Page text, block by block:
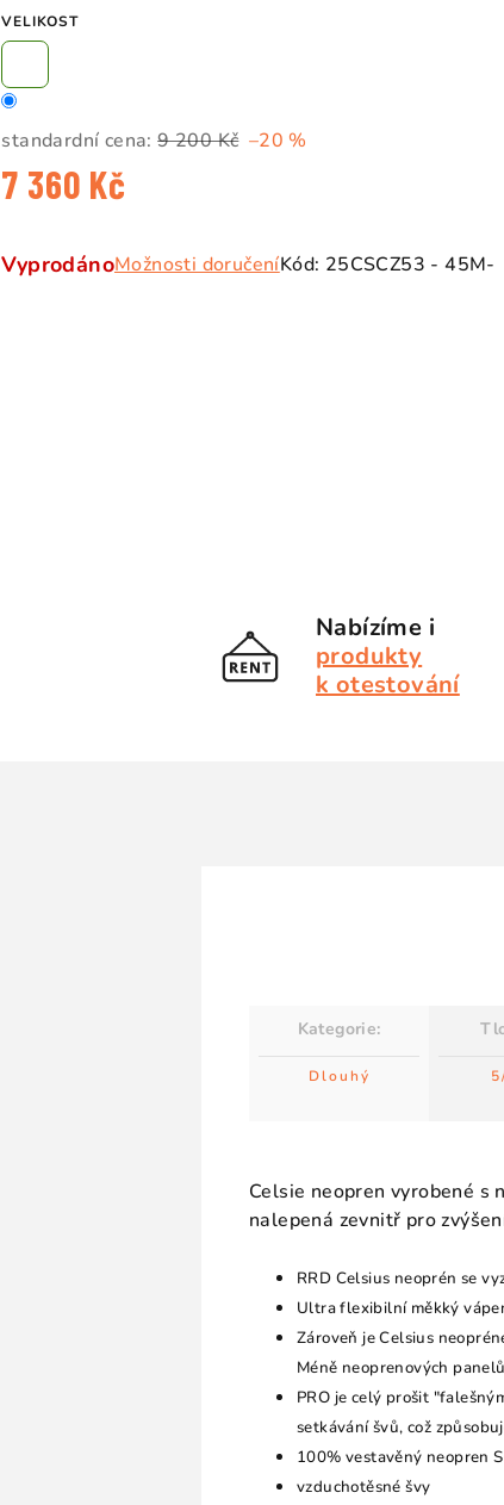
hvězdiček.
VELIKOST
standardní cena: 9 200 Kč –20 %
7 360 Kč
cena:
VyprodánoMožnosti doručeníKód: 25CSCZ53 - 45M-
Nabízíme i
produkty
k otestování
Celsie neopren vyrobené
nalepená zevnitř pro
RRD Celsius neoprén se
Ultra flexibilní měkký
Zároveň je Celsius
Méně neoprenových
PRO je celý prošit
setkávání švů, což
100% vestavěný neopren
vzduchotěsné švy
Kategorie:
Dlouhý